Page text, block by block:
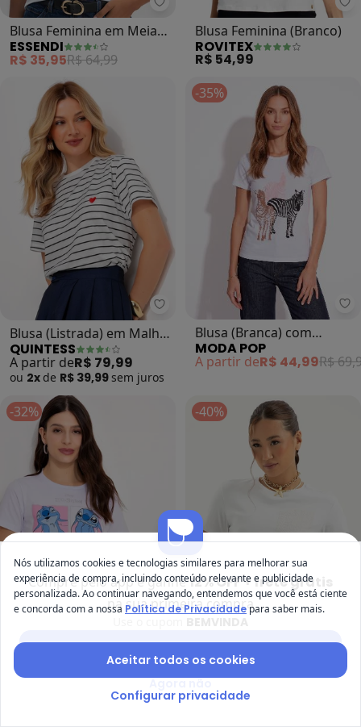
Essendi - Blusa Feminina em
Blusa Feminina em Meia
Malha (Branco)
ESSENDI
R$ 35,95R$ 64,99
Blusa Feminina (Branco)
ROVITEX
R$ 54,99
Quintess - Blusa (Listrada) em
Blusa (Listrada) em Malha
de Algodão
QUINTESS
A partir deR$ 79,99
ou 2x de R$ 39,99 sem juros
-35%
Blusa (Branca) com
Estampa Localizada
MODA POP
A partir deR$ 44,99R$
-32%
Blusa (Branca) em Malha
de Algodão Penteado
DISNEY
R$ 40,49R$ 59,99
-40%
Blusa em Cotton (Branco )
CATIVA
R$ 44,94R$ 74,90
Compre pelo app e ganhe12% OFF + frete grátis
na sua primeira compra
Nós utilizamos cookies e tecnologias similares para melhorar sua
experiência de compra, incluindo conteúdo relevante e publicidade
personalizada. Ao continuar navegando, entendemos que você está ciente
e concorda com a nossa Política de Privacidade para saber mais.
Aceitar todos os cookies
Configurar privacidade